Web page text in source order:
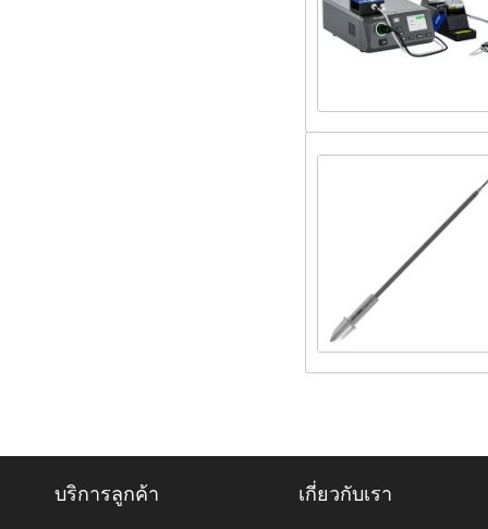
บริการลูกค้า เกี่ยวกับเรา